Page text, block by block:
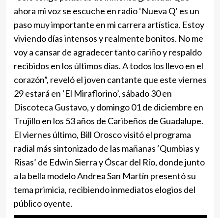
ahora mi voz se escuche en radio ‘Nueva Q’ es un
paso muy importante en mi carrera artística. Estoy
viviendo días intensos y realmente bonitos. No me
voy a cansar de agradecer tanto cariño y respaldo
recibidos en los últimos días. A todos los llevo en el
corazón”, reveló el joven cantante que este viernes
29 estará en ‘El Miraflorino’, sábado 30 en
Discoteca Gustavo, y domingo 01 de diciembre en
Trujillo en los 53 años de Caribeños de Guadalupe.
El viernes último, Bill Orosco visitó el programa
radial más sintonizado de las mañanas ‘Qumbias y
Risas’ de Edwin Sierra y Óscar del Río, donde junto
a la bella modelo Andrea San Martín presentó su
tema primicia, recibiendo inmediatos elogios del
público oyente.